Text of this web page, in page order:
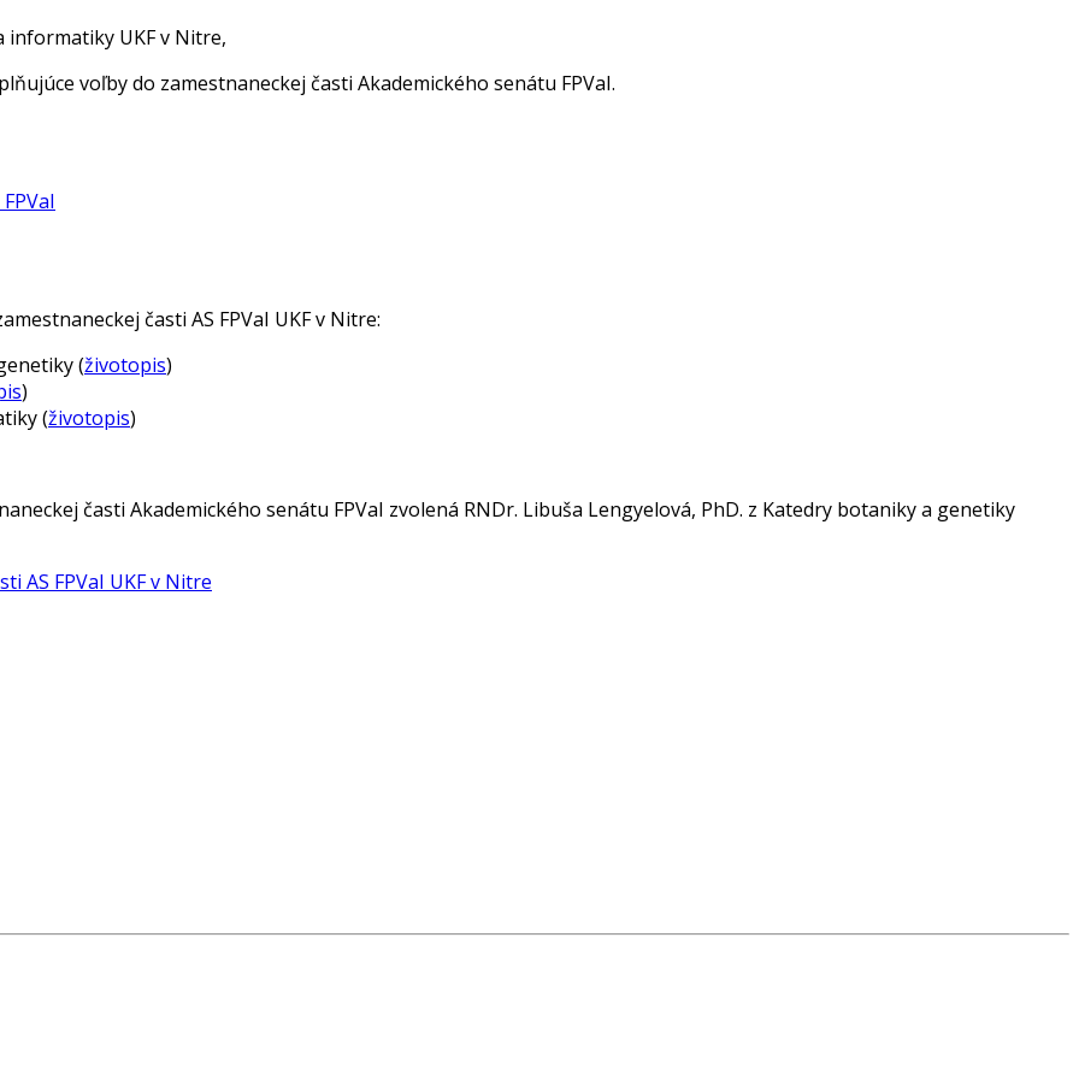
informatiky UKF v Nitre,
voľby do zamestnaneckej časti Akademického senátu FPVaI.
časti AS FPVaI UKF v Nitre:
(životopis)
)
(životopis)
časti Akademického senátu FPVaI zvolená RNDr. Libuša Lengyelová, PhD. z Katedry botaniky a genetiky
AS FPVaI UKF v Nitre